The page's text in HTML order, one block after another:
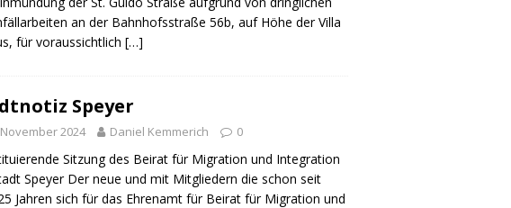
/ Öffentlichkeitsfahndung
BLAULICHTMELDUNGEN
/ Vermisste Person
– Militärischer Übungsplatz Dudenhofen / Speyer
spendet 10.000.- € an „Kinder unterm Regenbogen“
an der Bahnhofsstraße 56b, auf Höhe der Villa
für voraussichtlich […]
Speyer
November 2024 Daniel Kemmerich 0
Sitzung des Beirat für Migration und Integration
Speyer Der neue und mit Mitgliedern die schon seit
Jahren sich für das Ehrenamt für Beirat für Migration und